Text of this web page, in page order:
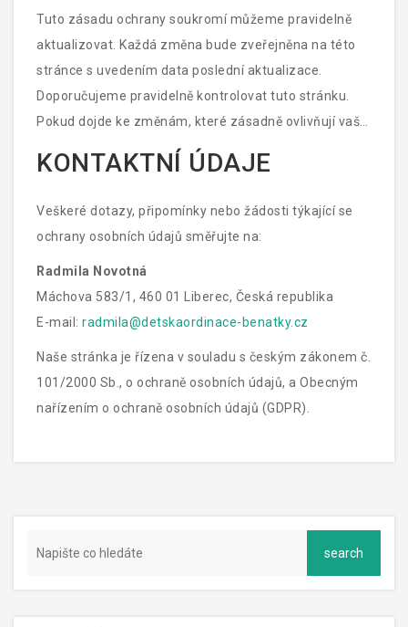
Tuto zásadu ochrany soukromí můžeme pravidelně
aktualizovat. Každá změna bude zveřejněna na této
stránce s uvedením data poslední aktualizace.
Doporučujeme pravidelně kontrolovat tuto stránku.
Pokud dojde ke změnám, které zásadně ovlivňují vaše
práva, budeme vás informovat prostřednictvím e-
mailu nebo výrazného oznámení na stránce.
KONTAKTNÍ ÚDAJE
Veškeré dotazy, připomínky nebo žádosti týkající se
ochrany osobních údajů směřujte na:
Radmila Novotná
Máchova 583/1, 460 01 Liberec, Česká republika
E-mail: radmila@detskaordinace-benatky.cz
Naše stránka je řízena v souladu s českým zákonem č.
101/2000 Sb., o ochraně osobních údajů, a Obecným
nařízením o ochraně osobních údajů (GDPR).